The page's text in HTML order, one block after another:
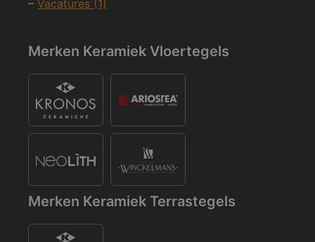
– Vacatures (1)
Merken Keramiek Vloertegels
Merken Keramiek Terrastegels